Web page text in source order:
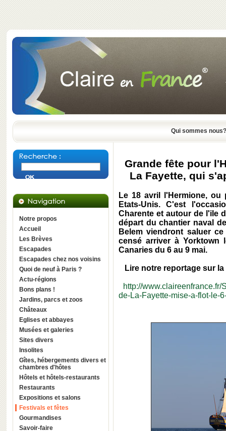
Qui sommes nous?
Notre propos
Accueil
Les Brèves
Escapades
Escapades chez nos voisins
Quoi de neuf à Paris ?
Actu-régions
Bons plans !
Jardins, parcs et zoos
Châteaux
Eglises et abbayes
Musées et galeries
Sites divers
Insolites
Gîtes, hébergements divers et
chambres d'hôtes
Hôtels et hôtels-restaurants
Restaurants
Expositions et salons
Festivals et fêtes
Gourmandises
Savoir-faire
Grande fête pour
La Fayette, qui
Le 18 avril l'Hermione,
Etats-Unis. C'est
Charente et autour de l'ile
départ du chantier naval
Belem viendront saluer
censé arriver à Yorktown
Canaries du 6 au 9 mai.
Lire notre reportage sur
http://
de-La-Fayette-mise-a-flot-le-